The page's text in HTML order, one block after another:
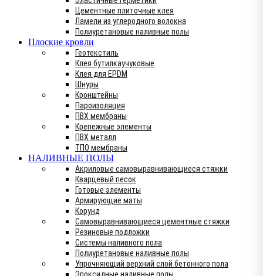
Цементные плиточные клея
Ламели из углеродного волокна
Полиуретановые наливные полы
Плоские кровли
Геотекстиль
Клея бутилкаучуковые
Клея для EPDM
Шнуры
Кронштейны
Пароизоляция
ПВХ мембраны
Крепежные элементы
ПВХ металл
ТПО мембраны
НАЛИВНЫЕ ПОЛЫ
Акриловые самовыравнивающиеся стяжки
Кварцевый песок
Готовые элементы
Армирующие маты
Корунд
Самовыравнивающиеся цементные стяжки
Резиновые подложки
Системы наливного пола
Полиуретановые наливные полы
Упрочняющий верхний слой бетонного пола